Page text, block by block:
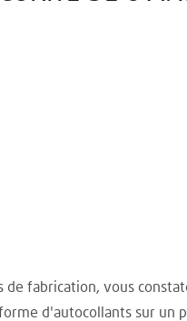
de fabrication, vous
d'autocollants sur un